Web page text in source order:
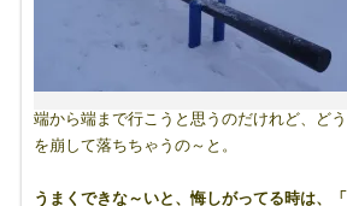
端から端まで行こうと思うのだけれど、ど
を崩して落ちちゃうの～と。
うまくできな～いと、悔しがってる時は、